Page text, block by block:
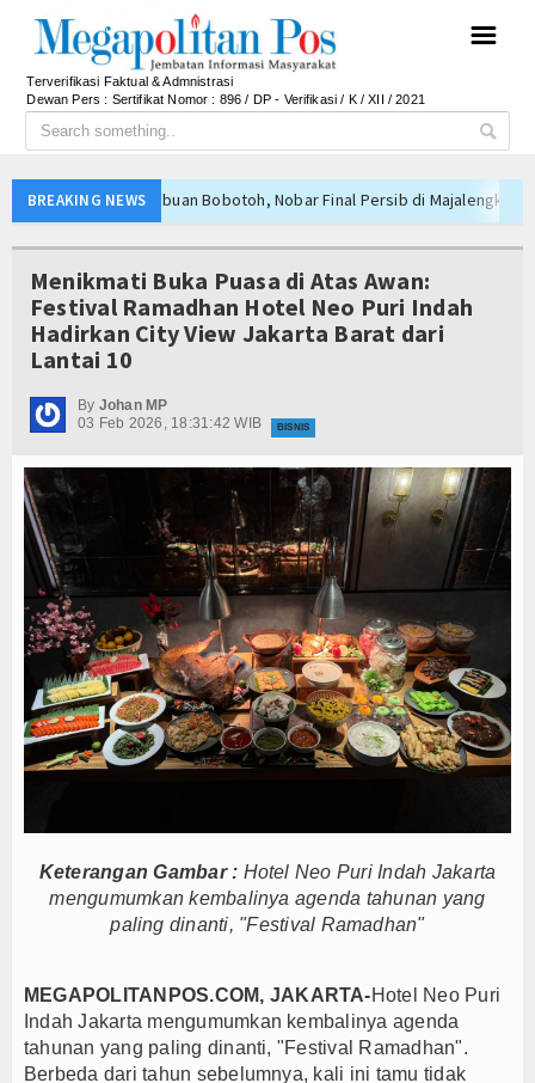
☰
Terverifikasi Faktual & Admnistrasi
Dewan Pers : Sertifikat Nomor : 896 / DP - Verifikasi / K / XII / 2021
BREAKING NEWS
Final Persib di Majalengka Meriah
Bali Lestari Hasilkan 10 Ton Gabah
dan Gerai Produk Hilir Segera Hadir
Jurnalis Diproses Sesuai Hukum
Wartawan Lawan Pinjol Ilegal
Nakes yang Terlantarkan Pasien BPJS
Langkah Lawan Bandar
Persib Juara Piala Presiden 2026
Persib di Majalengka Meriah
Indonesia sebagai Hub Pangan dan Perdagangan Global
Saat Nobar Persib vs Persebaya
Bali Lestari Hasilkan 10 Ton Gabah
dan Gerai Produk Hilir Segera Hadir
terhadap Jurnalis Diproses Sesuai Hukum
Wartawan Lawan Pinjol Ilegal
Nakes yang Terlantarkan Pasien BPJS
Persib Juara Piala Presiden 2026
Final Persib di Majalengka Meriah
Indonesia sebagai Hub Pangan dan Perdagangan Global
Saat Nobar Persib vs Persebaya
dan Gerai Produk Hilir Segera Hadir
Jurnalis Diproses Sesuai Hukum
Wartawan Lawan Pinjol Ilegal
Menikmati Buka Puasa di Atas Awan:
Festival Ramadhan Hotel Neo Puri Indah
Hadirkan City View Jakarta Barat dari
Lantai 10
By Johan MP
03 Feb 2026, 18:31:42 WIB
BISNIS
Keterangan Gambar : Hotel Neo Puri Indah Jakarta
mengumumkan kembalinya agenda tahunan yang
paling dinanti, "Festival Ramadhan"
MEGAPOLITANPOS.COM, JAKARTA-Hotel Neo Puri
Indah Jakarta mengumumkan kembalinya agenda
tahunan yang paling dinanti, "Festival Ramadhan".
Berbeda dari tahun sebelumnya, kali ini tamu tidak